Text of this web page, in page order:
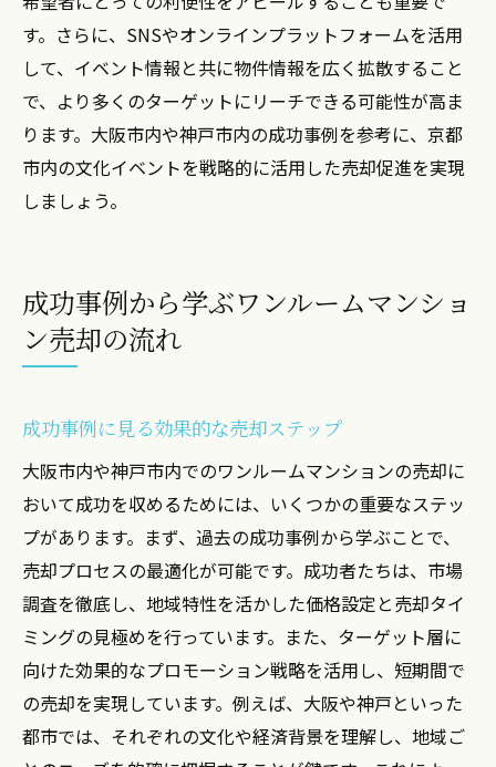
す。さらに、SNSやオンラインプラットフォームを活用
して、イベント情報と共に物件情報を広く拡散すること
で、より多くのターゲットにリーチできる可能性が高ま
ります。大阪市内や神戸市内の成功事例を参考に、京都
市内の文化イベントを戦略的に活用した売却促進を実現
しましょう。
成功事例から学ぶワンルームマンショ
ン売却の流れ
成功事例に見る効果的な売却ステップ
大阪市内や神戸市内でのワンルームマンションの売却に
おいて成功を収めるためには、いくつかの重要なステッ
プがあります。まず、過去の成功事例から学ぶことで、
売却プロセスの最適化が可能です。成功者たちは、市場
調査を徹底し、地域特性を活かした価格設定と売却タイ
ミングの見極めを行っています。また、ターゲット層に
向けた効果的なプロモーション戦略を活用し、短期間で
の売却を実現しています。例えば、大阪や神戸といった
都市では、それぞれの文化や経済背景を理解し、地域ご